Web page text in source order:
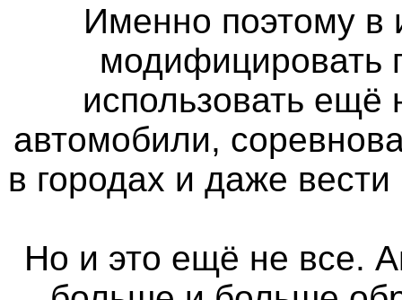
Именно поэтому в
модифицировать
использовать
автомобили,
в городах и даже
Но и это ещё не все.